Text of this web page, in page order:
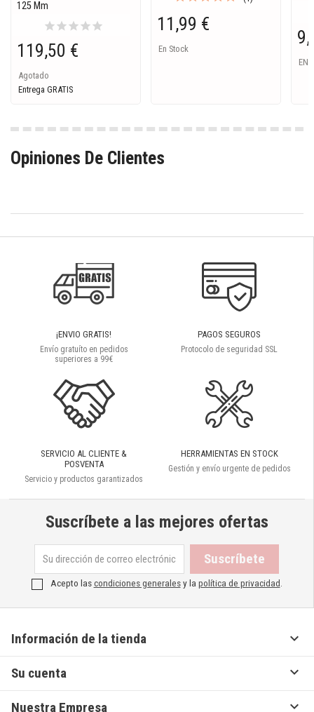
125 Mm
starstarstarstarstar
119,50 €
Agotado
Entrega GRATIS
11,99 €
En Stock
EN
Opiniones De Clientes
¡ENVIO GRATIS!
Envío gratuíto en pedidos
superiores a 99€
PAGOS SEGUROS
Protocolo de seguridad SSL
SERVICIO AL CLIENTE &
POSVENTA
Servicio y productos garantizados
HERRAMIENTAS EN STOCK
Gestión y envío urgente de pedidos
Suscríbete a las mejores ofertas
Acepto lascondiciones generalesy la política de privacidad
Información de la tienda 
Su cuenta 
Nuestra Empresa 